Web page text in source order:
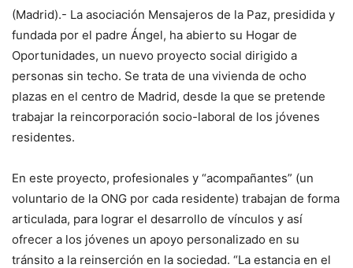
(Madrid).- La asociación Mensajeros de la Paz, presidida y
fundada por el padre Ángel, ha abierto su Hogar de
Oportunidades, un nuevo proyecto social dirigido a
personas sin techo. Se trata de una vivienda de ocho
plazas en el centro de Madrid, desde la que se pretende
trabajar la reincorporación socio-laboral de los jóvenes
residentes.
En este proyecto, profesionales y “acompañantes” (un
voluntario de la ONG por cada residente) trabajan de forma
articulada, para lograr el desarrollo de vínculos y así
ofrecer a los jóvenes un apoyo personalizado en su
tránsito a la reinserción en la sociedad. “La estancia en el